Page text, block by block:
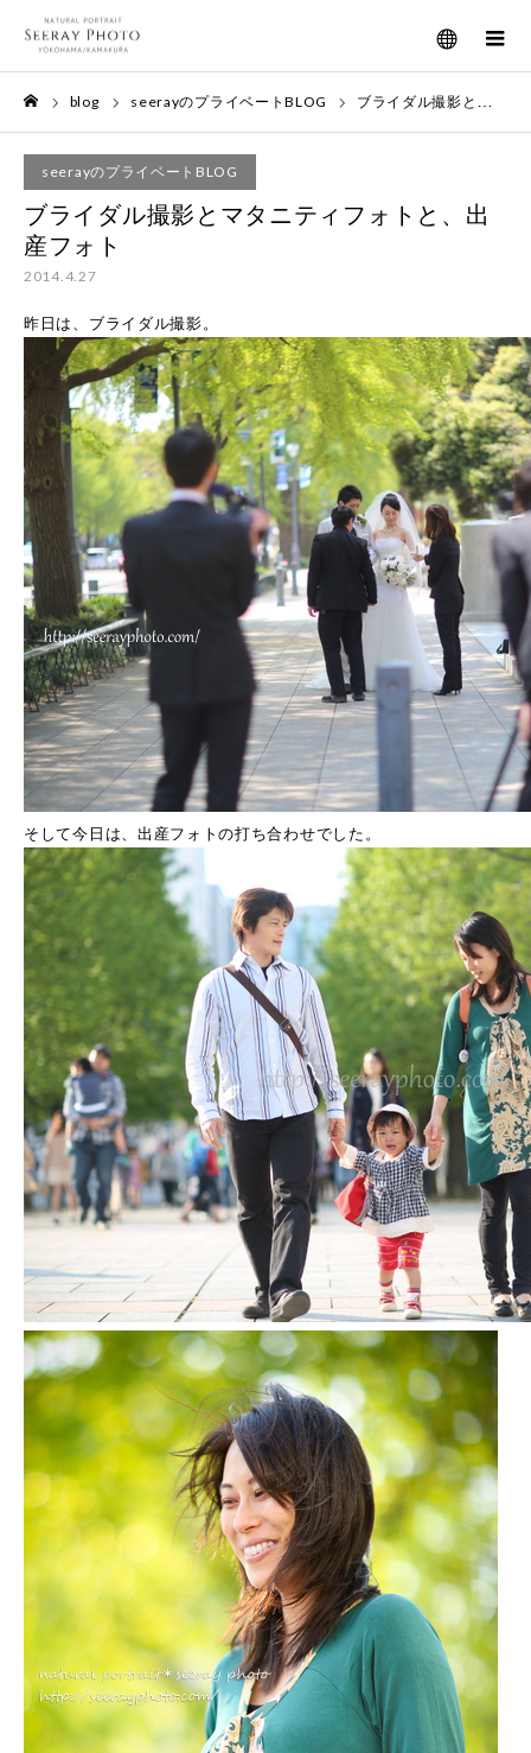
メニュー
blog seerayのプライベートBLOG ブライダル撮影とマタニティフォトと、出産フォト
seerayのプライベートBLOG
ブライダル撮影とマタニティフォトと、出
産フォト
2014.4.27
昨日は、ブライダル撮影。
そして今日は、出産フォトの打ち合わせでした。